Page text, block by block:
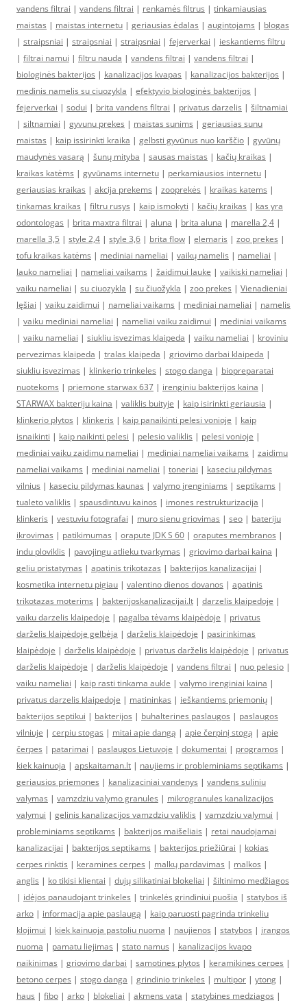
vandens filtrai | vandens filtrai | renkamės filtrus | tinkamiausias
maistas | maistas internetu | geriausias ėdalas | augintojams | blogas
| straipsniai | straipsniai | straipsniai | fejerverkai | ieskantiems filtru
| filtrai namui | filtru nauda | vandens filtrai | vandens filtrai |
biologinės bakterijos | kanalizacijos kvapas | kanalizacijos bakterijos |
medinis namelis su ciuozykla | efektyvio biologinės bakterijos |
fejerverkai | sodui | brita vandens filtrai | privatus darzelis | šiltnamiai
| siltnamiai | gyvunu prekes | maistas sunims | geriausias sunu
maistas | kaip issirinkti kraika | gelbsti gyvūnus nuo karščio | gyvūnų
maudynės vasarą | šunų mityba | sausas maistas | kačių kraikas |
kraikas katėms | gyvūnams internetu | perkamiausios internetu |
geriausias kraikas | akcija prekems | zooprekės | kraikas katems |
tinkamas kraikas | filtru rusys | kaip ismokyti | kačių kraikas | kas yra
odontologas | brita maxtra filtrai | aluna | brita aluna | marella 2,4 |
marella 3,5 | style 2,4 | style 3,6 | brita flow | elemaris | zoo prekes |
tofu kraikas katėms | mediniai nameliai | vaikų namelis | nameliai |
lauko nameliai | nameliai vaikams | žaidimui lauke | vaikiski nameliai |
vaiku nameliai | su ciuozykla | su čiuožykla | zoo prekes | Vienadieniai
lęšiai | vaiku zaidimui | nameliai vaikams | mediniai nameliai | namelis
| vaiku mediniai nameliai | nameliai vaiku zaidimui | mediniai vaikams
| vaiku nameliai | siukliu isvezimas klaipeda | vaiku nameliai | kroviniu
pervezimas klaipeda | tralas klaipeda | griovimo darbai klaipeda |
siukliu isvezimas | klinkerio trinkeles | stogo danga | biopreparatai
nuotekoms | priemone starwax 637 | irenginiu bakterijos kaina |
STARWAX bakteriju kaina | valiklis buityje | kaip isirinkti geriausia |
klinkerio plytos | klinkeris | kaip panaikinti pelesi vonioje | kaip
isnaikinti | kaip naikinti pelesi | pelesio valiklis | pelesi vonioje |
mediniai vaiku zaidimu nameliai | mediniai nameliai vaikams | zaidimu
nameliai vaikams | mediniai nameliai | toneriai | kaseciu pildymas
vilnius | kaseciu pildymas kaunas | valymo įrenginiams | septikams |
tualeto valiklis | spausdintuvu kainos | imones restrukturizacija |
klinkeris | vestuviu fotografai | muro sienu griovimas | seo | bateriju
ikrovimas | patikimumas | orapute JDK S 60 | oraputes membranos |
indu ploviklis | pavojingu atlieku tvarkymas | griovimo darbai kaina |
geliu pristatymas | apatinis trikotazas | bakterijos kanalizacijai |
kosmetika internetu pigiau | valentino dienos dovanos | apatinis
trikotazas moterims | bakterijoskanalizacijai.lt | darzelis klaipedoje |
vaiku darzelis klaipedoje | pagalba tėvams klaipėdoje | privatus
darželis klaipėdoje gelbėja | darželis klaipėdoje | pasirinkimas
klaipėdoje | darželis klaipėdoje | privatus darželis klaipėdoje | privatus
darželis klaipėdoje | darželis klaipėdoje | vandens filtrai | nuo pelesio |
vaiku nameliai | kaip rasti tinkama aukle | valymo irenginiai kaina |
privatus darzelis klaipedoje | matininkas | ieškantiems priemonių |
bakterijos septikui | bakterijos | buhalterines paslaugos | paslaugos
vilniuje | cerpiu stogas | mitai apie dangą | apie čerpinį stogą | apie
čerpes | patarimai | paslaugos Lietuvoje | dokumentai | programos |
kiek kainuoja | apskaitaman.lt | naujiems ir probleminiams septikams |
geriausios priemones | kanalizaciniai vandenys | vandens suliniu
valymas | vamzdziu valymo granules | mikrogranules kanalizacijos
valymui | gelinis kanalizacijos vamzdziu valiklis | vamzdziu valymui |
probleminiams septikams | bakterijos maišeliais | retai naudojamai
kanalizacijai | bakterijos septikams | bakterijos priežiūrai | kokias
cerpes rinktis | keramines cerpes | malkų pardavimas | malkos |
anglis | ko tikisi klientai | dujų silikatiniai blokeliai | šiltinimo medžiagos
| idėjos panaudojant trinkeles | trinkelės grindiniui puošia | statybos iš
arko | informacija apie paslaugą | kaip paruosti pagrinda trinkeliu
klojimui | kiek kainuoja pastoliu nuoma | naujienos | statybos | įrangos
nuoma | pamatu liejimas | stato namus | kanalizacijos kvapo
naikinimas | griovimo darbai | samotines plytos | keramikines cerpes |
betono cerpes | stogo danga | grindinio trinkeles | multipor | ytong |
haus | fibo | arko | blokeliai | akmens vata | statybines medziagos |